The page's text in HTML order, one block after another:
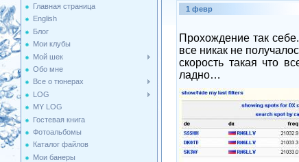
Главная страница
English
Блог
Мои клубы
Мой шек
Обо мне
Все о тюнерах
LOG
MY LOG
Гостевая книга
Фотоальбомы
Каталог файлов
Мои банеры
1 февр
Прохождение так
все никак не
скорость такая что
ладно…